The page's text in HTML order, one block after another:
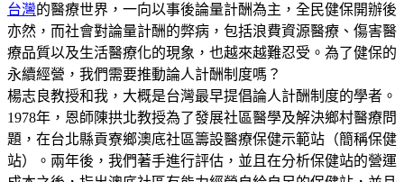
台灣的醫療世界，一向以事後論量計酬為主，全民健保開辦後
亦然，而社會對論量計酬的弊病，包括浪費資源醫療、傷害醫
療品質以及生活醫療化的現象，也越來越難忍受。為了健保的
永續經營，我們需要推動論人計酬制度嗎？
楊志良教授和我，大概是台灣最早提倡論人計酬制度的學者。
1978年，恩師陳拱北教授為了發展社區醫學及解決鄉村醫療問
題，在台北縣貢寮鄉澳底社區籌設醫療保健示範站（簡稱保健
站）。兩年後，我們著手進行評估，並且在分析保健站的營運